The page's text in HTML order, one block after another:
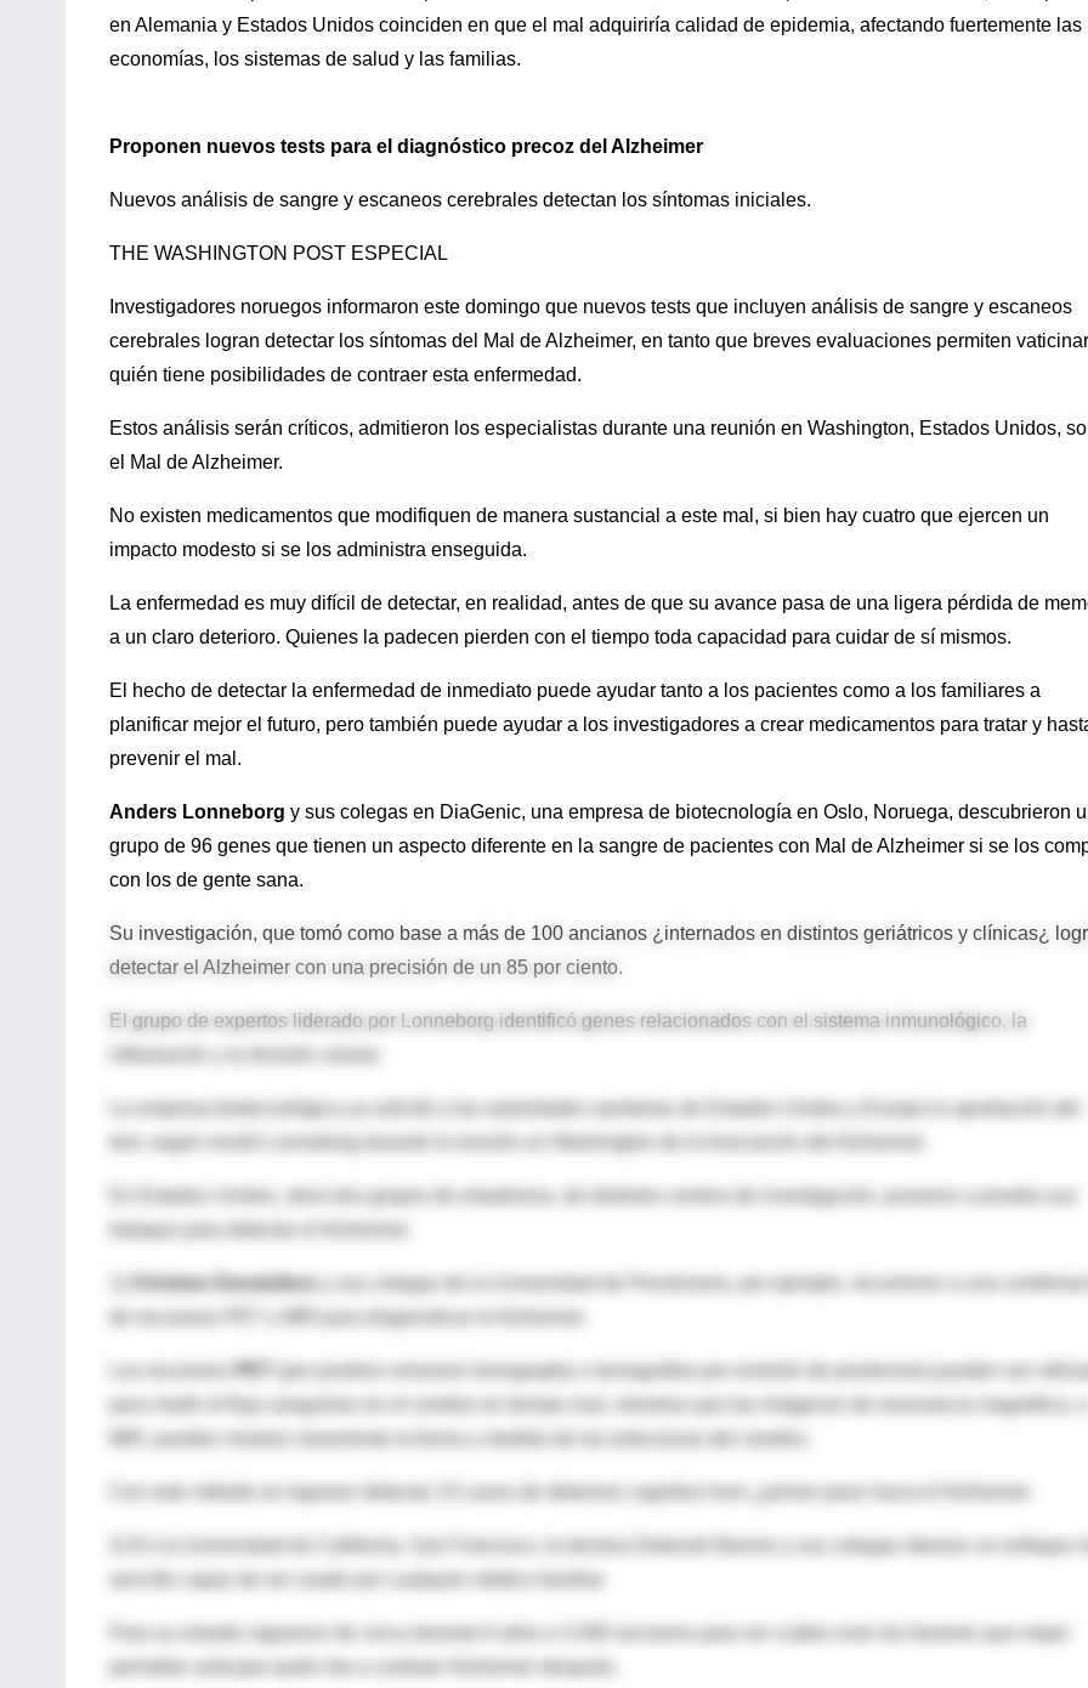
en Alemania y Estados Unidos coinciden en que el mal adquiriría calidad de epidemia, afectando fuertemente las
economías, los sistemas de salud y las familias.
Proponen nuevos tests para el diagnóstico precoz del Alzheimer
Nuevos análisis de sangre y escaneos cerebrales detectan los síntomas iniciales.
THE WASHINGTON POST ESPECIAL
Investigadores noruegos informaron este domingo que nuevos tests que incluyen análisis de sangre y escaneos
cerebrales logran detectar los síntomas del Mal de Alzheimer, en tanto que breves evaluaciones permiten vaticinar
quién tiene posibilidades de contraer esta enfermedad.
Estos análisis serán críticos, admitieron los especialistas durante una reunión en Washington, Estados Unidos,
el Mal de Alzheimer.
No existen medicamentos que modifiquen de manera sustancial a este mal, si bien hay cuatro que ejercen un
impacto modesto si se los administra enseguida.
La enfermedad es muy difícil de detectar, en realidad, antes de que su avance pasa de una ligera pérdida de
a un claro deterioro. Quienes la padecen pierden con el tiempo toda capacidad para cuidar de sí mismos.
El hecho de detectar la enfermedad de inmediato puede ayudar tanto a los pacientes como a los familiares a
planificar mejor el futuro, pero también puede ayudar a los investigadores a crear medicamentos para tratar y
prevenir el mal.
Anders Lonneborg y sus colegas en DiaGenic, una empresa de biotecnología en Oslo, Noruega, descubrieron
grupo de 96 genes que tienen un aspecto diferente en la sangre de pacientes con Mal de Alzheimer si se los
con los de gente sana.
Su investigación, que tomó como base a más de 100 ancianos ¿internados en distintos geriátricos y clínicas¿
detectar el Alzheimer con una precisión de un 85 por ciento.
El grupo de expertos liderado por Lonneborg identificó genes relacionados con el sistema inmunológico, la
La empresa biotecnológica ya solicitó a las autoridades sanitarias de Estados Unidos y Europa la aprobación del
test, según reveló Lonneborg durante la reunión en Washington de la Asociación del Alzheimer.
En Estados Unidos, otros tres grupos de estudiosos, de distintos centros de investigación, pusieron a prueba sus
trabajos para detectar el Alzheimer.
Christos Davatzikos
y sus colegas de la Universidad de Pensilvania, por ejemplo, recurrieron a una
de escaneos PET y MRI para diagnosticar el Alzheimer.
(por positron emission tomography o tomografías por emisión de positrones) pueden ser
para medir el flujo sanguíneo en el cerebro en tiempo real, mientras que las imágenes de resonancia magnética, o
Con este método se lograron detectar 15 casos de deterioro cognitivo leve ¿primer paso hacia el Alzheimer.
2) En la Universidad de California, San Francisco, la doctora Deborah Barnes y sus colegas idearon un enfoque
sencillo capaz de ser usado por cualquier médico familiar.
Para su estudio siguieron de cerca durante 6 años a 3.300 ancianos para ver cuáles eran los factores que mejor